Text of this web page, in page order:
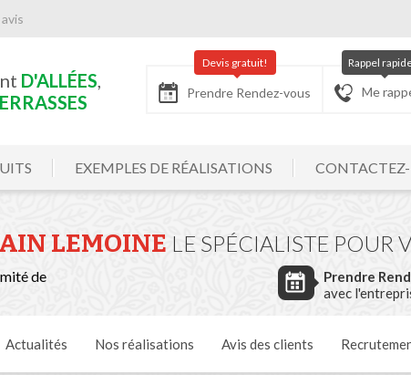
D'ALLÉES,
Prendre Rendez-vous
Devis gratuit!
Me
Rappel
EXEMPLES DE RÉALISATIONS
LEMOINE LE SPÉCIALISTE POUR
de
Prendre
avec
Actualités Nos réalisations Avis des clients